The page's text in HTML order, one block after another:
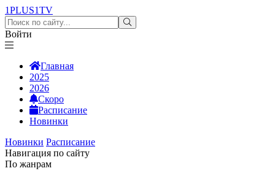
1PLUS1TV
Войти
Главная
2025
2026
Скоро
Расписание
Новинки
Новинки Расписание
Навигация по сайту
По жанрам